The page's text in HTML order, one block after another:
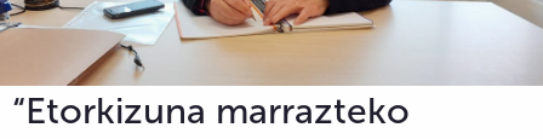
“Etorkizuna marrazteko